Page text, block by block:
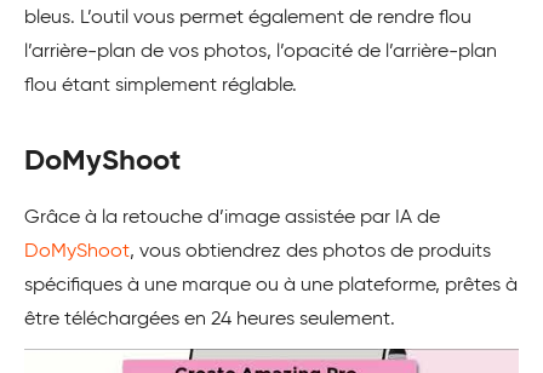
bleus. L’outil vous permet également de rendre flou
l’arrière-plan de vos photos, l’opacité de l’arrière-plan
flou étant simplement réglable.
DoMyShoot
Grâce à la retouche d’image assistée par IA de
DoMyShoot, vous obtiendrez des photos de produits
spécifiques à une marque ou à une plateforme, prêtes à
être téléchargées en 24 heures seulement.